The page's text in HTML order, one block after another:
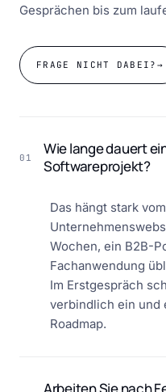
Gesprächen bis zum
FRAGE NICHT DABEI? →
01
Wie lange dauert
Softwareprojekt?
Das hängt stark
Wochen, ein B2B-
Fachanwendung
Im Erstgespräch
verbindlich ein und
Roadmap.